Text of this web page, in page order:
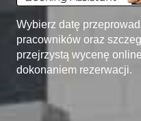
Wybierz datę
pracowników oraz
przejrzystą wycenę
dokonaniem rezerwacji.